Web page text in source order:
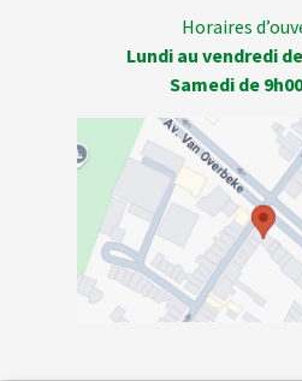
Horaires
Lundi au vendredi
Samedi de